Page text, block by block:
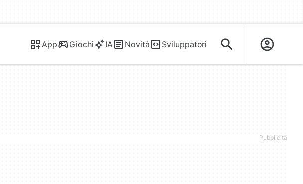
App Giochi IA Novità Sviluppatori